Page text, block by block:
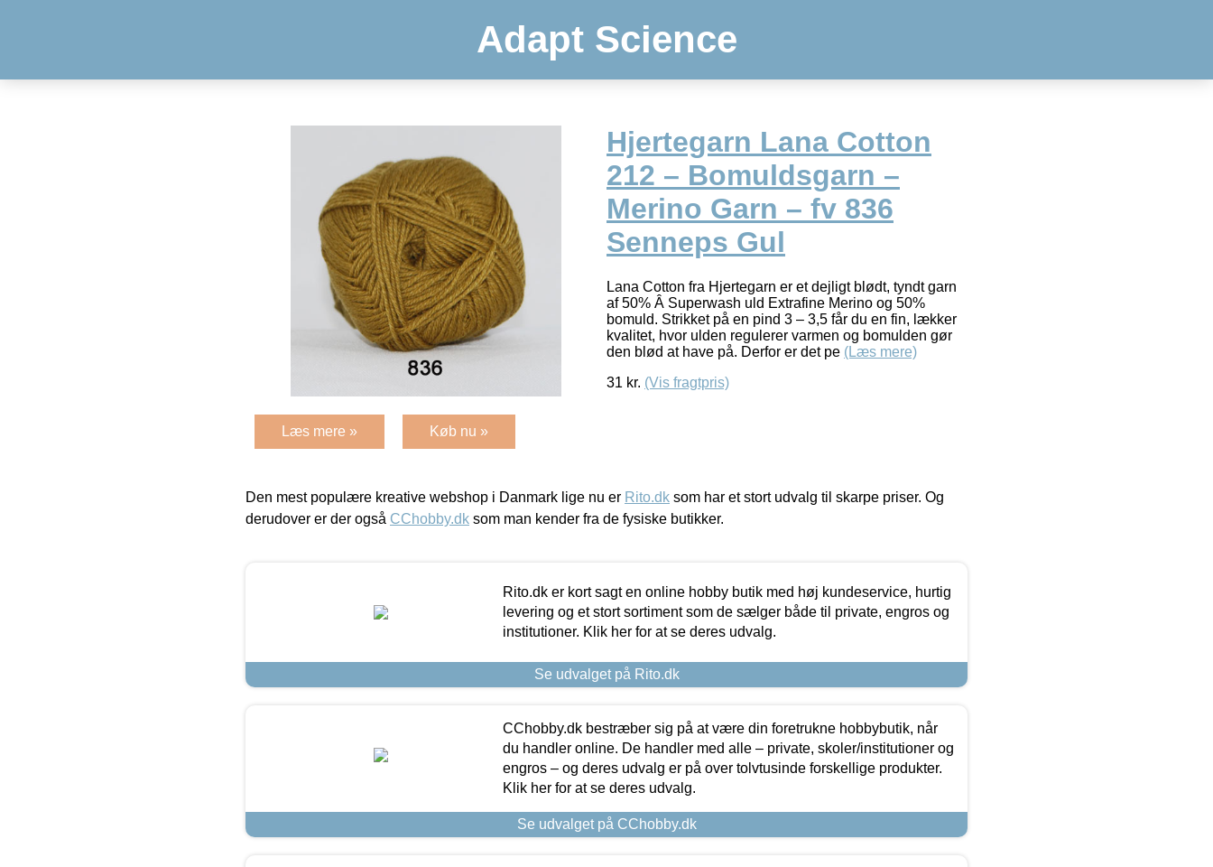
Adapt Science
Hjertegarn Lana Cotton
212 – Bomuldsgarn –
Merino Garn – fv 836
Senneps Gul
Lana Cotton fra Hjertegarn er et dejligt blødt, tyndt garn
af 50% Â Superwash uld Extrafine Merino og 50%
bomuld. Strikket på en pind 3 – 3,5 får du en fin, lækker
kvalitet, hvor ulden regulerer varmen og bomulden gør
den blød at have på. Derfor er det pe (Læs mere)
31 kr. (Vis fragtpris)
Læs mere » Køb nu »
Den mest populære kreative webshop i Danmark lige nu er Rito.dk som har et stort udvalg til skarpe priser. Og
derudover er der også CChobby.dk som man kender fra de fysiske butikker.
Rito.dk er kort sagt en online hobby butik med høj kundeservice, hurtig
levering og et stort sortiment som de sælger både til private, engros og
institutioner. Klik her for at se deres udvalg.
Se udvalget på Rito.dk
CChobby.dk bestræber sig på at være din foretrukne hobbybutik, når
du handler online. De handler med alle – private, skoler/institutioner og
engros – og deres udvalg er på over tolvtusinde forskellige produkter.
Klik her for at se deres udvalg.
Se udvalget på CChobby.dk